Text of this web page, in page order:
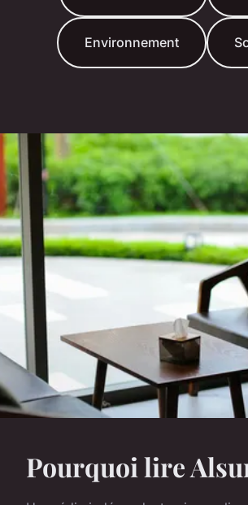
Environnement
Pourquoi lire